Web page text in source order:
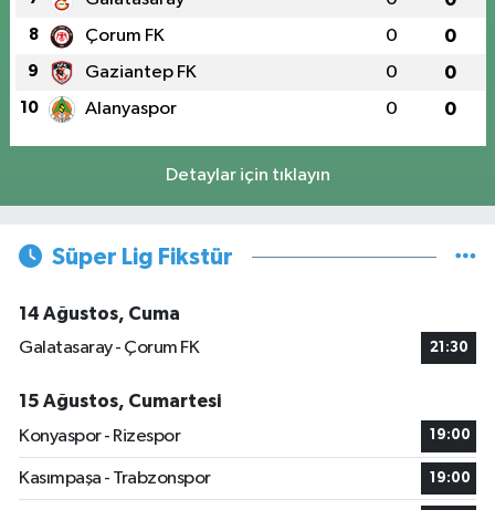
8 Çorum FK 0 0
9 Gaziantep FK 0 0
10 Alanyaspor 0 0
Detaylar için tıklayın
Süper Lig Fikstür
14 Ağustos, Cuma
Galatasaray - Çorum FK
21:30
15 Ağustos, Cumartesi
Konyaspor - Rizespor
19:00
Kasımpaşa - Trabzonspor 19:00